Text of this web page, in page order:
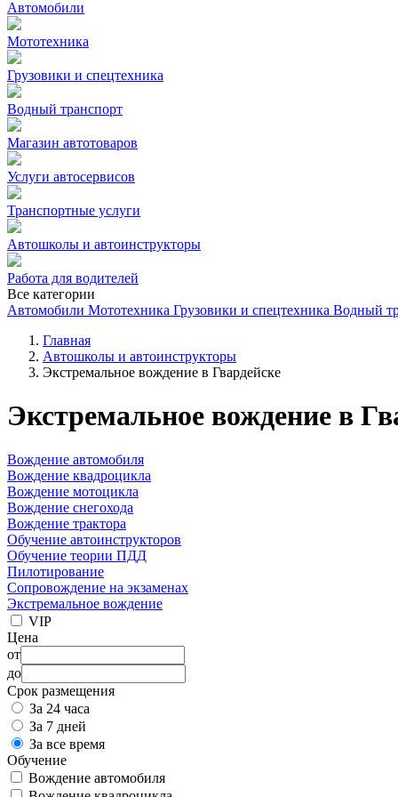
Автомобили
Мототехника
Грузовики и спецтехника
Водный транспорт
Магазин автотоваров
Услуги автосервисов
Транспортные услуги
Автошколы и автоинструкторы
Работа для водителей
Все категории
Автомобили Мототехника Грузовики и спецтехника Водный
Главная
Автошколы и автоинструкторы
Экстремальное вождение в Гвардейске
Экстремальное вождение в
Вождение автомобиля
Вождение квадроцикла
Вождение мотоцикла
Вождение снегохода
Вождение трактора
Обучение автоинструкторов
Обучение теории ПДД
Пилотирование
Сопровождение на экзаменах
Экстремальное вождение
VIP
Цена
от
до
Срок размещения
За 24 часа
За 7 дней
За все время
Обучение
Вождение автомобиля